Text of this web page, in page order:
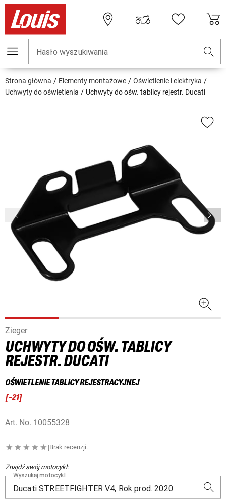
Hasło wyszukiwania
Strona główna Elementy montażowe
Oświetlenie i elektryka
Uchwyty do oświetlenia
Uchwyty do ośw. tablicy rejestr. Ducati
Zieger
UCHWYTY DO OŚW. TABLICY
REJESTR. DUCATI
OŚWIETLENIE TABLICY REJESTRACYJNEJ
[-21]
Art. No. 10055328
|Brak recenzji.
Znajdź swój motocykl:
Wyszukaj motocykl